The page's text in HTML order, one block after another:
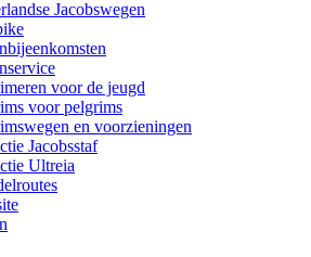
Jacobswegen
voor de jeugd
voor pelgrims
en voorzieningen
Jacobsstaf
Ultreia